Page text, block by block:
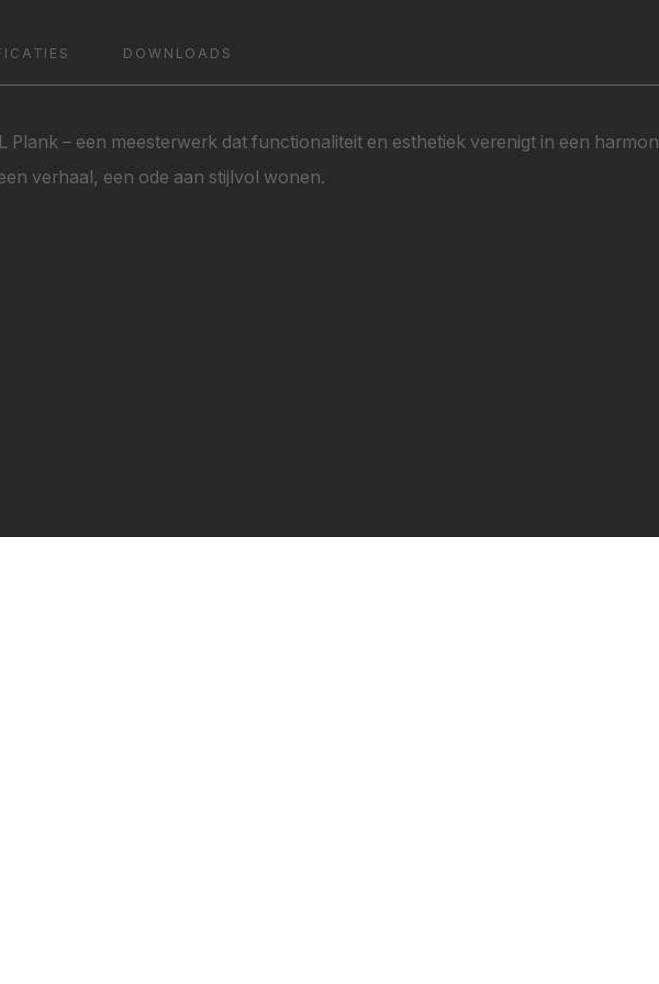
DOWNLOADS
Plank – een meesterwerk dat functionaliteit en esthetiek verenigt in een
verhaal, een ode aan stijlvol wonen.